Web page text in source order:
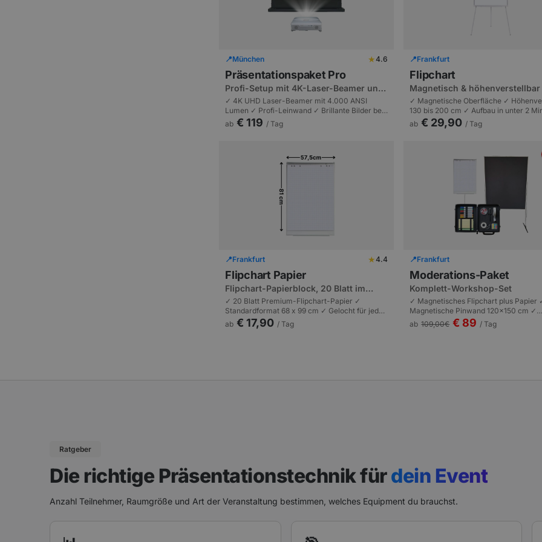
📍München ★4.6
Präsentationspaket Pro
Profi-Setup mit 4K-Laser-Beamer und
großer Leinwand
✓ 4K UHD Laser-Beamer mit 4.000 ANSI
Lumen ✓ Profi-Leinwand ✓ Brillante Bilder bei
Tageslicht | Premium-Lösung | Tagungen und
Konferenzen bis 100 Personen.
ab € 119 / Tag
📍Frankfurt
Flipchart
Magnetisch & höhenverstellbar
✓ Magnetische Oberfläche ✓
130 bis 200 cm ✓ Aufbau in unter 2 Min
Komplett-Set mit Papierblock |
Tagungen.
ab € 29,90 / Tag
📍Frankfurt ★4.4
Flipchart Papier
Flipchart-Papierblock, 20 Blatt im
Standardformat
✓ 20 Blatt Premium-Flipchart-Papier ✓
Standardformat 68 x 99 cm ✓ Gelocht für jedes
Flipchart | Workshops, Meetings, Trainings |
Schnell verfügbar.
ab € 17,90 / Tag
📍Frankfurt
Moderations-Paket
Komplett-Workshop-Set
✓ Magnetisches Flipchart plus Papier
Magnetische Pinwand 120x150 cm ✓
Moderationskoffer mit 500+ Karten und
Markern | Workshop-Komplett-Set
ab 109,00€ € 89 / Tag
Ratgeber
Die richtige Präsentationstechnik fürdein Event
Anzahl Teilnehmer, Raumgröße und Art der Veranstaltung bestimmen, welches Equipment du brauchst.